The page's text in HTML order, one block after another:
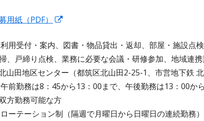
用紙（PDF）
新
い
ウ
ィ
ン
ド
ウ
い
ウ
ィ
ン
ウ
受付・案内、図書・物品貸出・返却、部屋・施設点検
、戸締り点検、業務に必要な会議・研修参加、地域連
田地区センター（都筑区北山田2-25-1、市営地下鉄 北
勤務は8：45から13：00まで、午後勤務は13：00か
方勤務可能な方
テーション制（隔週で月曜日から日曜日の連続勤務）